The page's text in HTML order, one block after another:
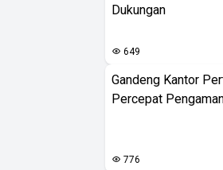
Dukungan
649
Gandeng Kantor
Percepat
776